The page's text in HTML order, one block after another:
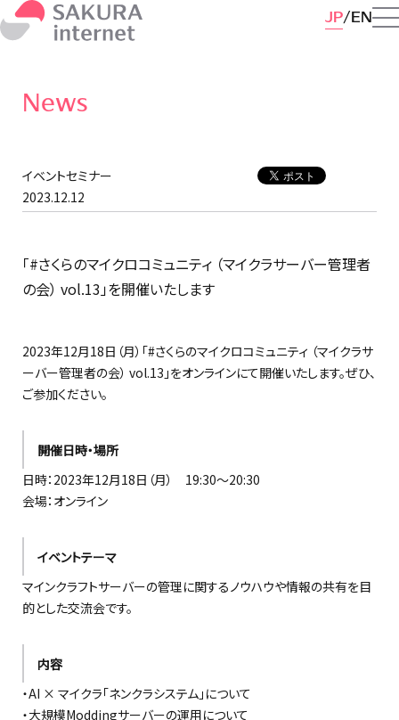
JP EN
News
イベントセミナー
2023.12.12
「#さくらのマイクロコミュニティ （マイクラサーバー管理者
の会） vol.13」を開催いたします
2023年12月18日（月）「#さくらのマイクロコミュニティ （マイクラサ
ーバー管理者の会） vol.13」をオンラインにて開催いたします。ぜひ、
ご参加ください。
開催日時・場所
日時：2023年12月18日（月） 19:30〜20:30
会場：オンライン
イベントテーマ
マインクラフトサーバーの管理に関するノウハウや情報の共有を目
的とした交流会です。
内容
・AI × マイクラ「ネンクラシステム」について
・大規模Moddingサーバーの運用について